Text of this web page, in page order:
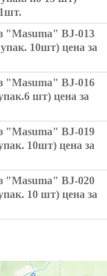
"Masuma" BJ-013
10шт) цена за
"Masuma" BJ-016
шт) цена за
"Masuma" BJ-019
10шт) цена за
"Masuma" BJ-020
10 шт) цена за